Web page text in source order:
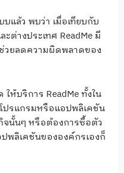
บแล้ว พบว่า เมื่อเทียบกับ
ต่างประเทศ ReadMe มี
วยลดความผิดพลาดของ
ห้บริการ ReadMe ทั้งใน
ปรแกรมหรือแอปพลิเคชัน
จนั้นๆ หรือต้องการซื้อตัว
พลิเคชันขององค์กรเองก็